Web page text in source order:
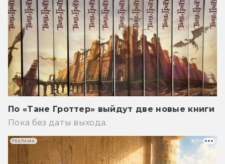
По «Тане Гроттер» выйдут две новые книги
Пока без даты выхода.
РЕКЛАМА